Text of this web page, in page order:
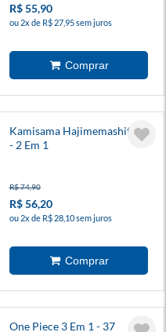
R$ 55,90
ou 2x de R$ 27,95 sem juros
Kamisama Hajimemashita 2
- 2 Em 1
R$ 74,90
R$ 56,20
ou 2x de R$ 28,10 sem juros
One Piece 3 Em 1 - 37